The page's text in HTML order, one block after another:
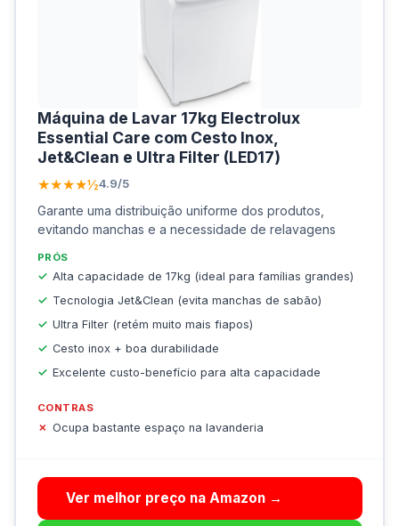
Máquina de Lavar 17kg Electrolux
Essential Care com Cesto Inox,
Jet&Clean e Ultra Filter (LED17)
★★★★½4.9/5
Garante uma distribuição uniforme dos produtos,
evitando manchas e a necessidade de relavagens
PRÓS
Alta capacidade de 17kg (ideal para famílias grandes)
Tecnologia Jet&Clean (evita manchas de sabão)
Ultra Filter (retém muito mais fiapos)
Cesto inox + boa durabilidade
Excelente custo-benefício para alta capacidade
CONTRAS
Ocupa bastante espaço na lavanderia
Ver melhor preço na Amazon →